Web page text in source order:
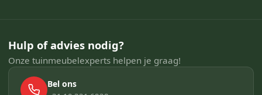
Hulp of advies nodig?
Onze tuinmeubelexperts helpen je graag!
Bel ons